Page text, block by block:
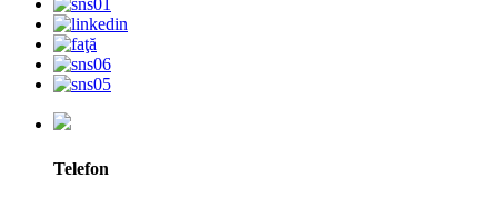
Telefon